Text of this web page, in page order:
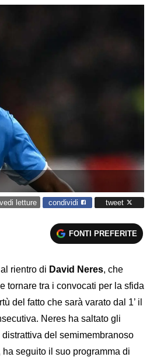
vedi letture condividi tweet
FONTI PREFERITE
rientro di David Neres, che
tornare tra i convocati per la sfida
del fatto che sarà varato dal 1’ il
Neres ha saltato gli
del semimembranoso
seguito il suo programma di